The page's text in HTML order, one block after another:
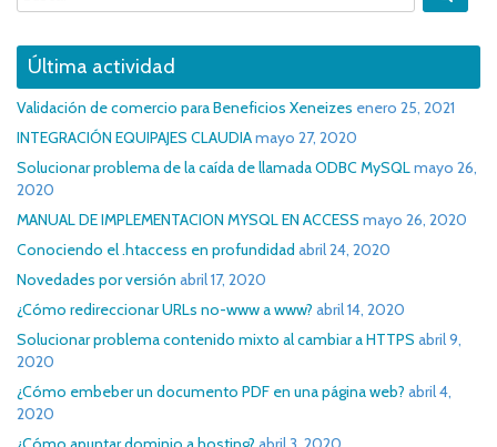
Última actividad
Validación de comercio para Beneficios Xeneizes enero 25, 2021
INTEGRACIÓN EQUIPAJES CLAUDIAmayo 27, 2020
Solucionar problema de la caída de llamada ODBC MySQLmayo 26,
2020
MANUAL DE IMPLEMENTACION MYSQL EN ACCESS mayo 26, 2020
Conociendo el .htaccess en profundidad abril 24, 2020
Novedades por versión abril 17, 2020
¿Cómo redireccionar URLs no-www a www? abril 14, 2020
Solucionar problema contenido mixto al cambiar a HTTPS abril 9,
2020
¿Cómo embeber un documento PDF en una página web? abril 4,
2020